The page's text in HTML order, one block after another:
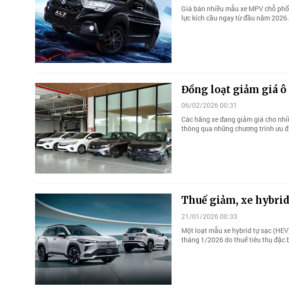
Giá bán nhiều mẫu xe MPV chỗ
lực kích cầu ngay từ đầu năm 2026.
Đồng loạt giảm giá ô
06/02/2026 00:31
Các hãng xe đang giảm giá cho
thông qua những chương trình ưu
Thuế giảm, xe
21/01/2026 00:33
Một loạt mẫu xe hybrid tự sạc
tháng 1/2026 do thuế tiêu thụ đặc